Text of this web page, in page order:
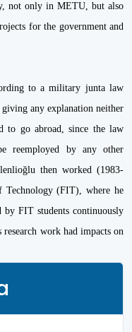
not only in METU, but also
for the government and
to a military junta law
any explanation neither
to go abroad, since the law
reemployed by any other
then worked (1983-
Technology (FIT), where he
by FIT students continuously
work had impacts on